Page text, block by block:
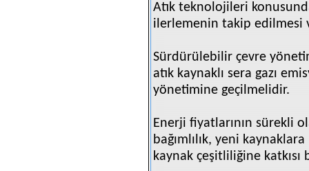
Atık teknolojileri
ilerlemenin takip edilmesi
Sürdürülebilir çevre
atık kaynaklı sera gazı
yönetimine geçilmelidir.
Enerji fiyatlarının sürekli
bağımlılık, yeni
kaynak çeşitliliğine katkısı